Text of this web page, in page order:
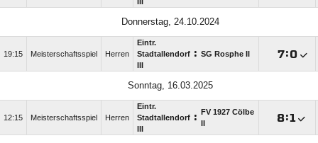
Donnerstag, 24.10.2024
19:15 Meisterschaftsspiel Herren
Eintr.
Stadtallendorf : SG Rosphe II :
Sonntag, 16.03.2025
12:15 Meisterschaftsspiel Herren
Eintr.
Stadtallendorf :
FV 1927 Cölbe
: